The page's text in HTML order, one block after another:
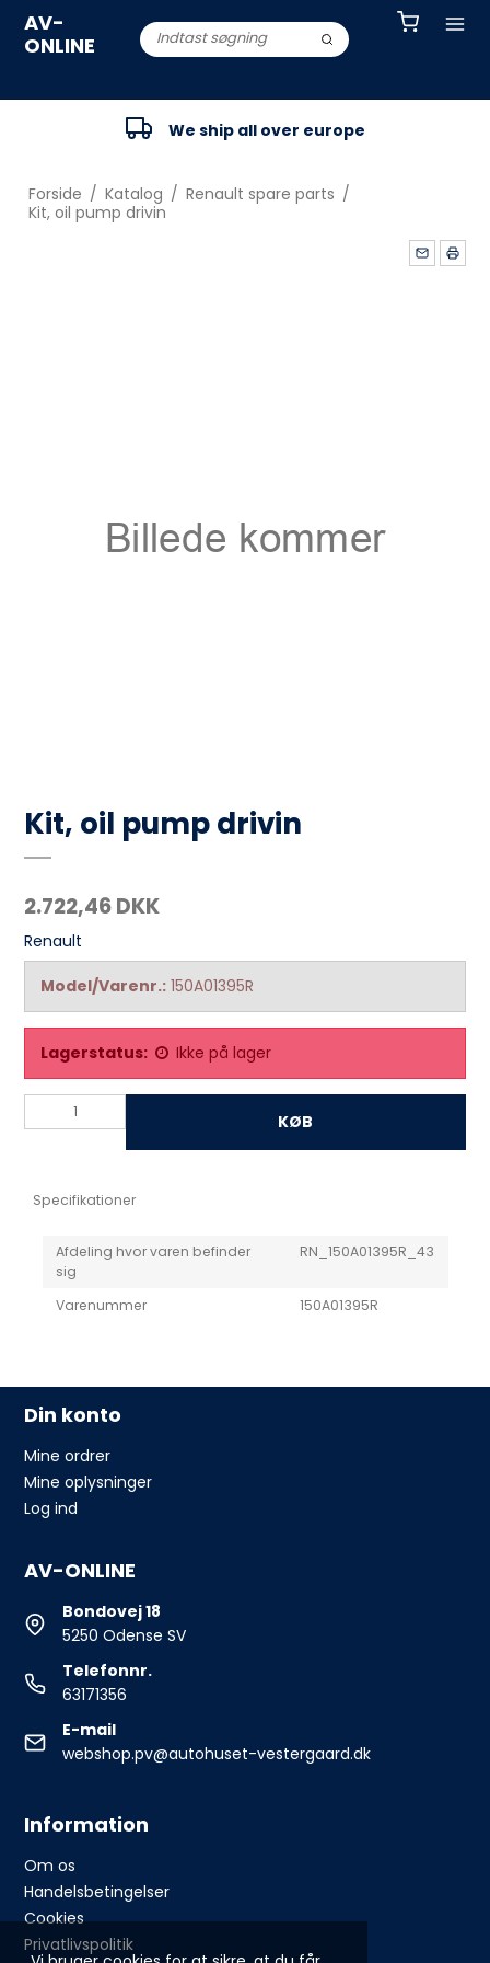
AV-
ONLINE
We ship all over europe
Forside / Katalog / Renault spare parts /
Kit, oil pump drivin
Kit, oil pump drivin
2.722,46 DKK
Renault
Model/Varenr.: 150A01395R
Lagerstatus: Ikke på lager
KØB
Specifikationer
Afdeling hvor varen befinder
sig
RN_150A01395R_43
Varenummer 150A01395R
Din konto
Mine ordrer
Mine oplysninger
Log ind
AV-ONLINE
Bondovej 18
5250 Odense SV
Telefonnr.
63171356
E-mail
webshop.pv@autohuset-vestergaard.dk
Information
Om os
Handelsbetingelser
Cookies
Privatlivspolitik